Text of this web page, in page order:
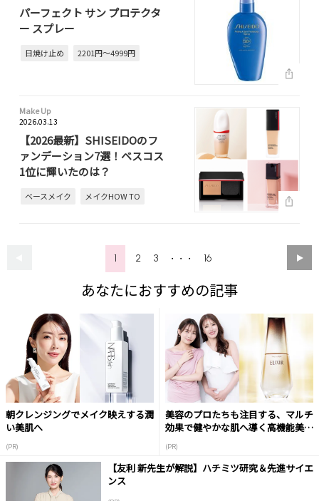
パーフェクト サン プロテクタ
ー スプレー
日焼け止め 2201円～4999円
Make Up
2026.03.13
【2026最新】SHISEIDOのフ
ァンデーション7選！ベスコス
1位に輝いたのは？
ベースメイク メイクHOW TO
1 2 3 ・・・ 16
あなたにおすすめの記事
朝クレンジングでメイク映えする潤
い美肌へ
(PR)
美容のプロたちも注目する、マルチ
効果で健やかな肌へ導く高機能美容
(PR)
【友利 新先生が解説】ハチミツ研究＆先進サイエ
ンス